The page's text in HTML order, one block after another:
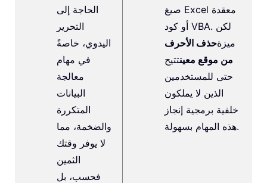
الحاجة إلى
التحرير
اليدوي، خاصةً
في مهام
معالجة
البيانات
المتكررة
والضخمة، مما
لا يوفر وقتك
الثمين
فحسب، بل
صيغ Excel معقدة
أو كود VBA. لكن
ميزةحذف الأحرف
من موقع معينتتيح
حتى للمستخدمين
الذين لا يملكون
خلفية برمجية إنجاز
هذه المهام بسهولة.